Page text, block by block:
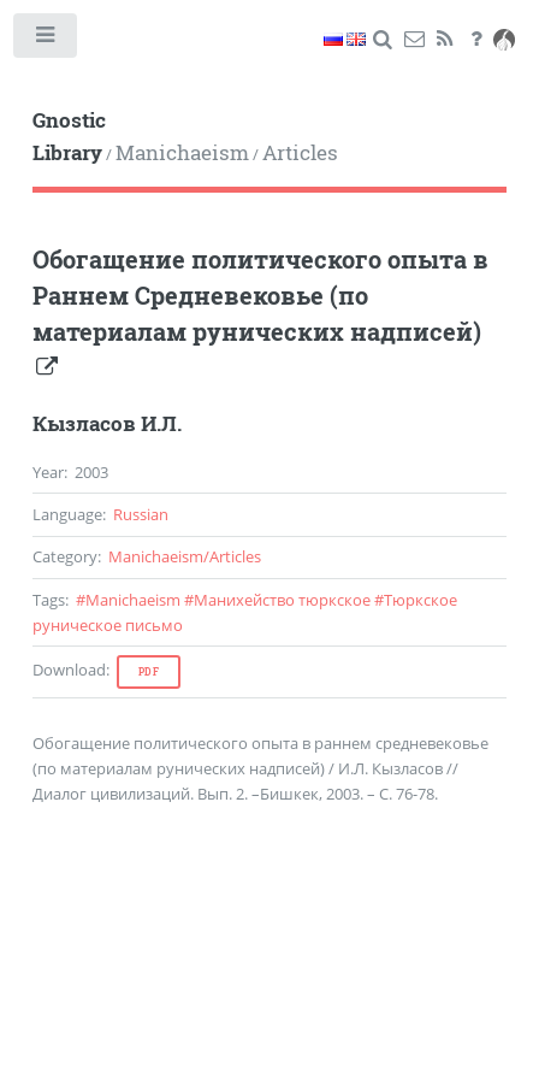
Gnostic
Library/Manichaeism/Articles
Обогащение политического опыта в
Раннем Средневековье (по
материалам рунических надписей)
Кызласов И.Л.
Year: 2003
Language: Russian
Category: Manichaeism/Articles
Tags: #Manichaeism #Манихейство тюркское#Тюркское
руническое письмо
Download: PDF
Обогащение политического опыта в раннем средневековье
(по материалам рунических надписей) / И.Л. Кызласов //
Диалог цивилизаций. Вып. 2. –Бишкек, 2003. – С. 76-78.